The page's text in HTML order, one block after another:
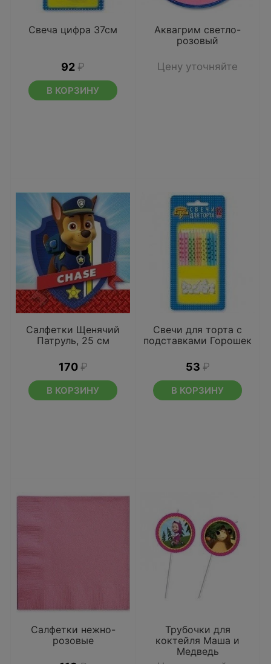
Свеча цифра 37см
92 ₽
В КОРЗИНУ
Аквагрим светло-
розовый
Цену уточняйте
Салфетки Щенячий
Патруль, 25 см
170 ₽
В КОРЗИНУ
Свечи для торта с
подставками Горошек
53 ₽
В КОРЗИНУ
Салфетки нежно-
розовые
Трубочки для
коктейля Маша и
Медведь